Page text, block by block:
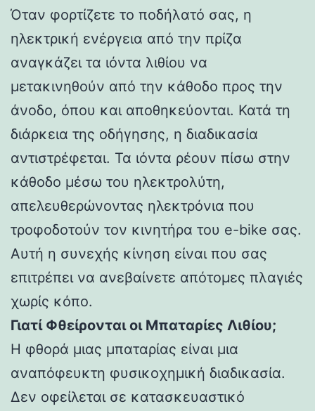
Όταν φορτίζετε το ποδήλατό σας, η
ηλεκτρική ενέργεια από την πρίζα
αναγκάζει τα ιόντα λιθίου να
μετακινηθούν από την κάθοδο προς την
άνοδο, όπου και αποθηκεύονται. Κατά τη
διάρκεια της οδήγησης, η διαδικασία
αντιστρέφεται. Τα ιόντα ρέουν πίσω στην
κάθοδο μέσω του ηλεκτρολύτη,
απελευθερώνοντας ηλεκτρόνια που
τροφοδοτούν τον κινητήρα του e-bike σας.
Αυτή η συνεχής κίνηση είναι που σας
επιτρέπει να ανεβαίνετε απότομες πλαγιές
χωρίς κόπο.
Γιατί Φθείρονται οι Μπαταρίες Λιθίου;
Η φθορά μιας μπαταρίας είναι μια
αναπόφευκτη φυσικοχημική διαδικασία.
Δεν οφείλεται σε κατασκευαστικό